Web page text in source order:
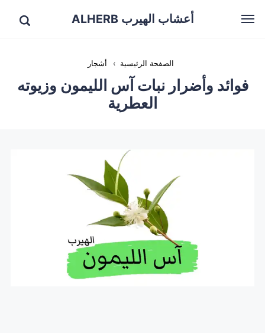
أعشاب الهيرب ALHERB
الصفحة الرئيسية › أشجار
فوائد وأضرار نبات آس الليمون وزيوته
العطرية